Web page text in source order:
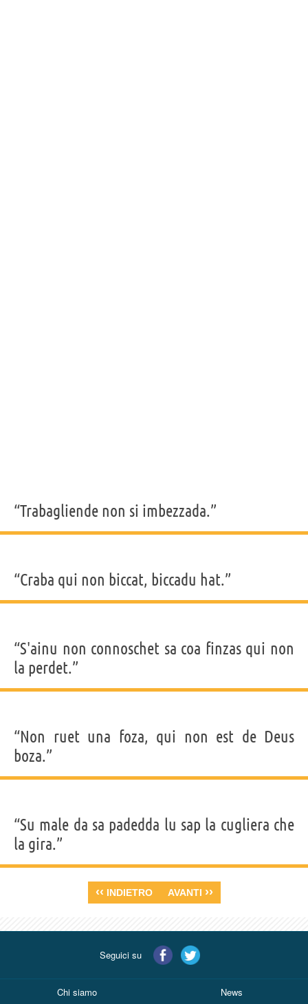
“Trabagliende non si imbezzada.”
“Craba qui non biccat, biccadu hat.”
“S'ainu non connoschet sa coa finzas qui non
la perdet.”
“Non ruet una foza, qui non est de Deus
boza.”
“Su male da sa padedda lu sap la cugliera che
la gira.”
‹‹ INDIETRO AVANTI ››
Seguici su
Chi siamo News